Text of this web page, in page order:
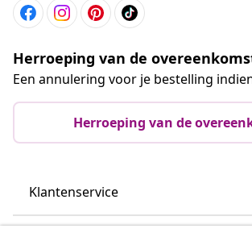
Beschikbare betaalmethoden
Herroeping van de
Een annulering voor je bestelling
Klantenservice